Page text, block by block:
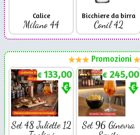
Calice
Milano 44
Bicchiere da birra
Conil 42
Promozioni
€ 133,00
Set 48 Juliette 12
€ 245,00
Set 96 Ginevra